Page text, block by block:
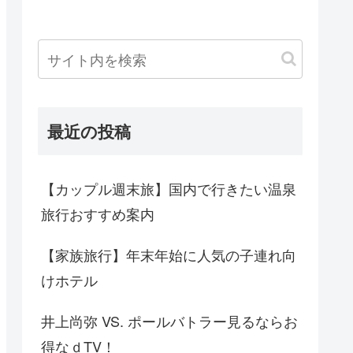
最近の投稿
【カップル週末旅】国内で行きたい温泉
旅行おすすめ案内
【家族旅行】年末年始に人気の子連れ向
けホテル
井上尚弥 VS. ポールバトラー見るならお
得なｄTV！